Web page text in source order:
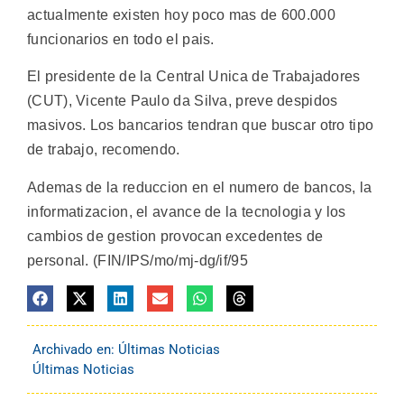
actualmente existen hoy poco mas de 600.000
funcionarios en todo el pais.
El presidente de la Central Unica de Trabajadores
(CUT), Vicente Paulo da Silva, preve despidos
masivos. Los bancarios tendran que buscar otro tipo
de trabajo, recomendo.
Ademas de la reduccion en el numero de bancos, la
informatizacion, el avance de la tecnologia y los
cambios de gestion provocan excedentes de
personal. (FIN/IPS/mo/mj-dg/if/95
Archivado en: Últimas Noticias
Últimas Noticias